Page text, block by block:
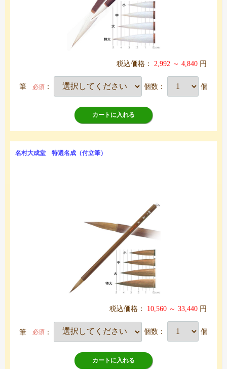
税込価格： 2,992 ～ 4,840 円
筆 必須 ： 個数： 個
カートに入れる
名村大成堂 特選名成（付立筆）
税込価格： 10,560 ～ 33,440 円
筆 必須 ： 個数： 個
カートに入れる